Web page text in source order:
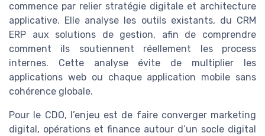
commence par relier stratégie digitale et architecture
applicative. Elle analyse les outils existants, du CRM
ERP aux solutions de gestion, afin de comprendre
comment ils soutiennent réellement les process
internes. Cette analyse évite de multiplier les
applications web ou chaque application mobile sans
cohérence globale.
Pour le CDO, l’enjeu est de faire converger marketing
digital, opérations et finance autour d’un socle digital